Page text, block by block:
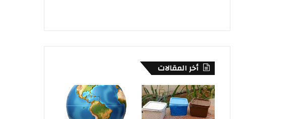
أخر المقالات